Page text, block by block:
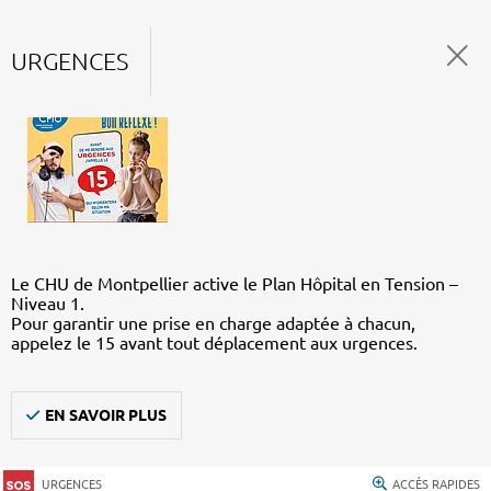
URGENCES
Le CHU de Montpellier active le Plan Hôpital en Tension –
Niveau 1.
Pour garantir une prise en charge adaptée à chacun,
appelez le 15 avant tout déplacement aux urgences.
EN SAVOIR PLUS
URGENCES ACCÈS RAPIDES